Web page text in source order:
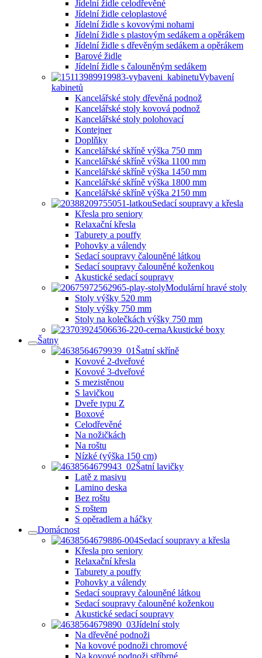
Jídelní židle celodřevěné
Jídelní židle celoplastové
Jídelní židle s kovovými nohami
Jídelní židle s plastovým sedákem a opěrákem
Jídelní židle s dřevěným sedákem a opěrákem
Barové židle
Jídelní židle s čalouněným sedákem
Vybavení
kabinetů
Kancelářské stoly dřevěná podnož
Kancelářské stoly kovová podnož
Kancelářské stoly polohovací
Kontejner
Doplňky
Kancelářské skříně výška 750 mm
Kancelářské skříně výška 1100 mm
Kancelářské skříně výška 1450 mm
Kancelářské skříně výška 1800 mm
Kancelářské skříně výška 2150 mm
Sedací soupravy a křesla
Křesla pro seniory
Relaxační křesla
Taburety a pouffy
Pohovky a válendy
Sedací soupravy čalouněné látkou
Sedací soupravy čalouněné koženkou
Akustické sedací soupravy
Modulární hravé stoly
Stoly výšky 520 mm
Stoly výšky 750 mm
Stoly na kolečkách výšky 750 mm
Akustické boxy
Šatny
Šatní skříně
Kovové 2-dveřové
Kovové 3-dveřové
S mezistěnou
S lavičkou
Dveře typu Z
Boxové
Celodřevěné
Na nožičkách
Na roštu
Nízké (výška 150 cm)
Šatní lavičky
Latě z masivu
Lamino deska
Bez roštu
S roštem
S opěradlem a háčky
Domácnost
Sedací soupravy a křesla
Křesla pro seniory
Relaxační křesla
Taburety a pouffy
Pohovky a válendy
Sedací soupravy čalouněné látkou
Sedací soupravy čalouněné koženkou
Akustické sedací soupravy
Jídelní stoly
Na dřevěné podnoži
Na kovové podnoži chromové
Na kovové podnoži stříbrné